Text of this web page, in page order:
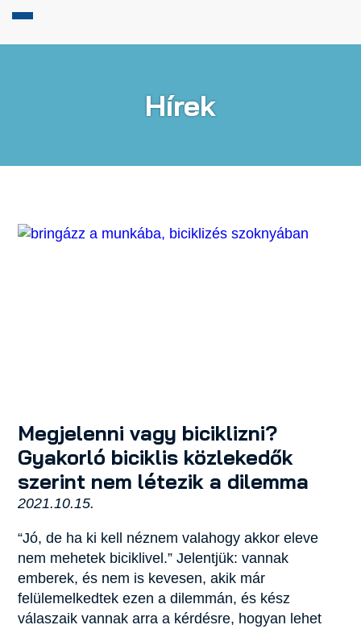
Hírek
Megjelenni vagy biciklizni?
Gyakorló biciklis közlekedők
szerint nem létezik a dilemma
2021.10.15.
“Jó, de ha ki kell néznem valahogy akkor eleve
nem mehetek biciklivel.” Jelentjük: vannak
emberek, és nem is kevesen, akik már
felülemelkedtek ezen a dilemmán, és kész
válaszaik vannak arra a kérdésre, hogyan lehet